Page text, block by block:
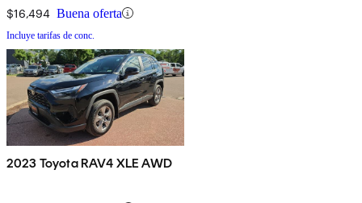
$16,494 Buena oferta
Incluye tarifas de conc.
2023 Toyota RAV4 XLE AWD